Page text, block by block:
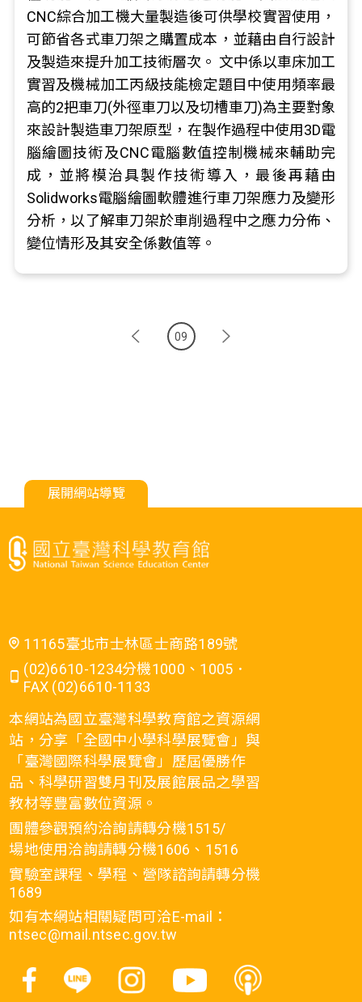
CNC綜合加工機大量製造後可供學校實習使用，
可節省各式車刀架之購置成本，並藉由自行設計
及製造來提升加工技術層次。 文中係以車床加工
實習及機械加工丙級技能檢定題目中使用頻率最
高的2把車刀(外徑車刀以及切槽車刀)為主要對象
來設計製造車刀架原型，在製作過程中使用3D電
腦繪圖技術及CNC電腦數值控制機械來輔助完
成，並將模治具製作技術導入，最後再藉由
Solidworks電腦繪圖軟體進行車刀架應力及變形
分析，以了解車刀架於車削過程中之應力分佈、
變位情形及其安全係數值等。
09
展開網站導覽
11165臺北市士林區士商路189號
(02)6610-1234分機1000、1005．
FAX (02)6610-1133
本網站為國立臺灣科學教育館之資源網
站，分享「全國中小學科學展覽會」與
「臺灣國際科學展覽會」歷屆優勝作
品、科學研習雙月刊及展館展品之學習
教材等豐富數位資源。
團體參觀預約洽詢請轉分機1515/
場地使用洽詢請轉分機1606、1516
實驗室課程、學程、營隊諮詢請轉分機
1689
如有本網站相關疑問可洽E-mail：
ntsec@mail.ntsec.gov.tw